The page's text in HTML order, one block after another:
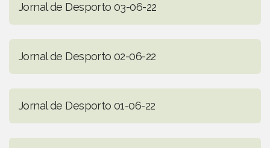
Jornal de Desporto 03-06-22
Jornal de Desporto 02-06-22
Jornal de Desporto 01-06-22